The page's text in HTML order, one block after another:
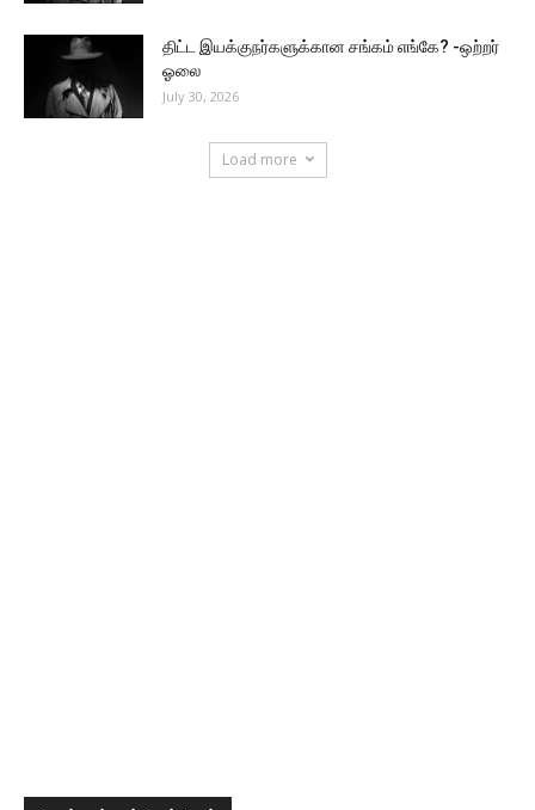
திட்ட இயக்குநர்களுக்கான சங்கம் எங்கே? -ஒற்றர்
ஓலை
July 30, 2026
Load more